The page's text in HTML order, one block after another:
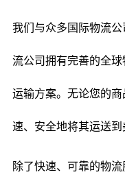
我们与众多国际物流
流公司拥有完善的全
运输方案。无论您的
速、安全地将其运送到
除了快速、可靠的物